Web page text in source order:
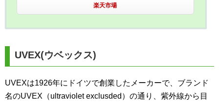
楽天市場
UVEX(ウベックス)
UVEXは1926年にドイツで創業したメーカーで、ブランド
名のUVEX（ultraviolet exclusded）の通り、紫外線から目